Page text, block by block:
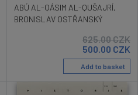
ABÚ AL-QÁSIM AL-QUŠAJRÍ,
BRONISLAV OSTŘANSKÝ
625.00CZK
500.00 CZK
Add to basket